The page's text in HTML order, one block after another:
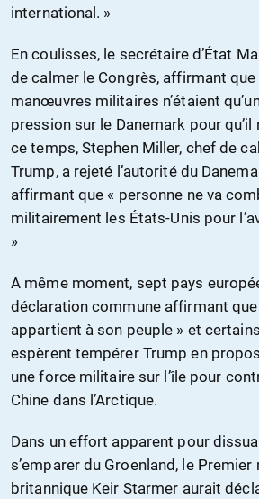
international. »
En coulisses, le secrétaire d’État
de calmer le Congrès, affirmant
manœuvres militaires n’étaient
pression sur le Danemark pour qu’il
ce temps, Stephen Miller, chef de
Trump, a rejeté l’autorité du
affirmant que « personne ne va
militairement les États-Unis pour
»
A même moment, sept pays
déclaration commune affirmant que
appartient à son peuple » et certains
espèrent tempérer Trump en
une force militaire sur l’île pour
Chine dans l’Arctique.
Dans un effort apparent pour
s’emparer du Groenland, le
britannique Keir Starmer aurait